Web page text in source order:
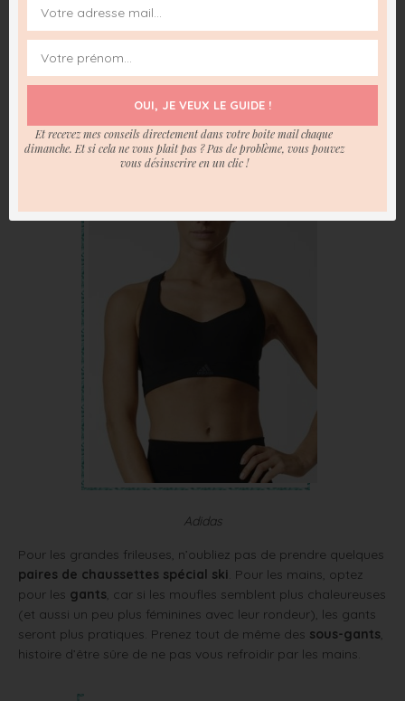
Nous les femmes devons penser à prendre soin de notre
poitrine. Pensez donc à emmener unsoutien-gorge de
mouvements de gauche à droite et absorber les chocs.
Inutile d’aller chez les spécialistes des sports de glisse pour
cela, un magasin de sport suffira.
Adidas
Pour les grandes frileuses, n’oubliez pas de prendre quelques
paires de chaussettes spécial ski . Pour les mains, optez
pour les gants , car si les moufles semblent plus chaleureuses
(et aussi un peu plus féminines avec leur rondeur), les gants
seront plus pratiques. Prenez tout de même des sous-gants
histoire d’être sûre de ne pas vous refroidir par les mains.
OUI, JE VEUX LE GUIDE !
Et recevez mes conseils directement dans votre boite mail chaque
dimanche. Et si cela ne vous plait pas ? Pas de problème, vous pouvez
vous désinscrire en un clic !